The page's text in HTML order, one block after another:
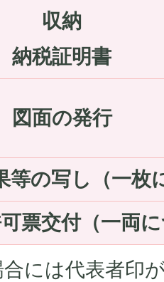
収納
納税証明書
図面の発行
等の写し（一枚
票交付（一両
には代表者印